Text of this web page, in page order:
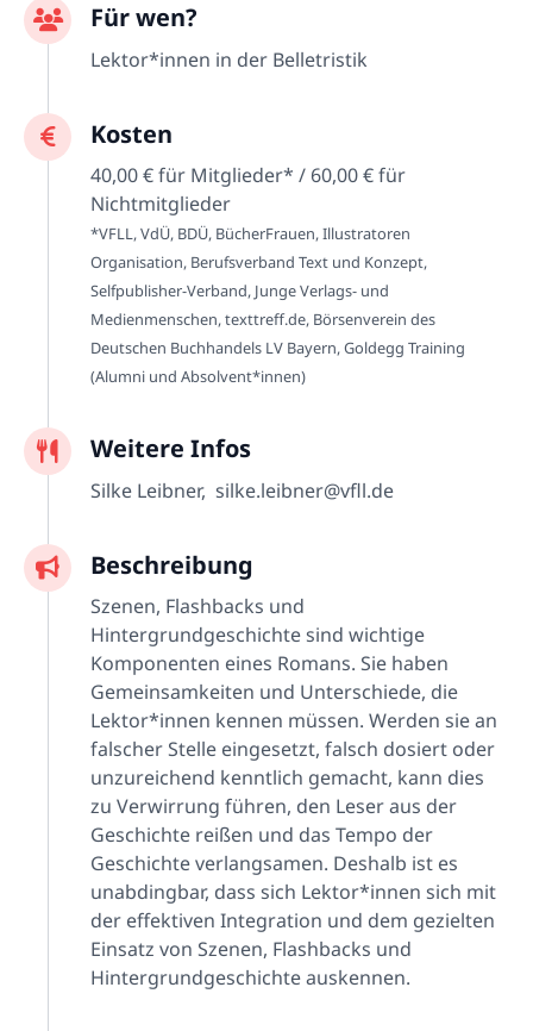
Für wen?
Lektor*innen in der Belletristik
Kosten
40,00 € für Mitglieder* / 60,00 € für
Nichtmitglieder
*VFLL, VdÜ, BDÜ, BücherFrauen, Illustratoren
Organisation, Berufsverband Text und Konzept,
Selfpublisher-Verband, Junge Verlags- und
Medienmenschen, texttreff.de, Börsenverein des
Deutschen Buchhandels LV Bayern, Goldegg Training
(Alumni und Absolvent*innen)
Weitere Infos
Silke Leibner, silke.leibner@vfll.de
Beschreibung
Szenen, Flashbacks und
Hintergrundgeschichte sind wichtige
Komponenten eines Romans. Sie haben
Gemeinsamkeiten und Unterschiede, die
Lektor*innen kennen müssen. Werden sie an
falscher Stelle eingesetzt, falsch dosiert oder
unzureichend kenntlich gemacht, kann dies
zu Verwirrung führen, den Leser aus der
Geschichte reißen und das Tempo der
Geschichte verlangsamen. Deshalb ist es
unabdingbar, dass sich Lektor*innen sich mit
der effektiven Integration und dem gezielten
Einsatz von Szenen, Flashbacks und
Hintergrundgeschichte auskennen.